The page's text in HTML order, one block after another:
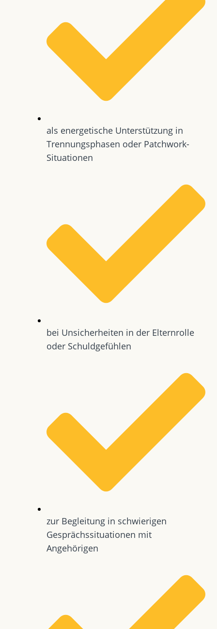
als energetische Unterstützung in
Trennungsphasen oder Patchwork-
Situationen
bei Unsicherheiten in der Elternrolle
oder Schuldgefühlen
zur Begleitung in schwierigen
Gesprächssituationen mit
Angehörigen